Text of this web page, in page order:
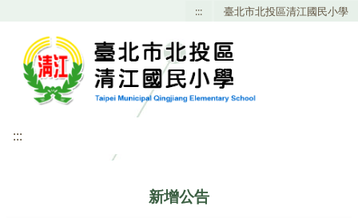
::: 臺北市北投區清江國民小學
:::
新增公告